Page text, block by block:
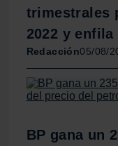
trimestrales
2022 y
Redacción05/08/
BP gana un